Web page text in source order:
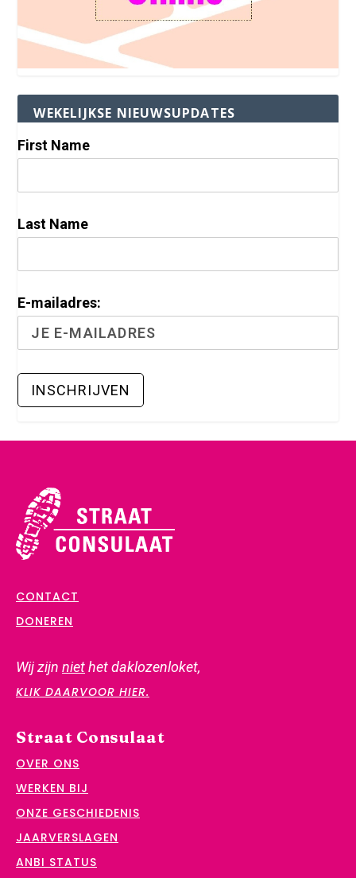
WEKELIJKSE NIEUWSUPDATES
First Name
Last Name
E-mailadres:
CONTACT
DONEREN
Wij zijn niethet daklozenloket,
KLIK DAARVOOR HIER.
Straat Consulaat
OVER ONS
WERKEN BIJ
ONZE GESCHIEDENIS
JAARVERSLAGEN
ANBI STATUS